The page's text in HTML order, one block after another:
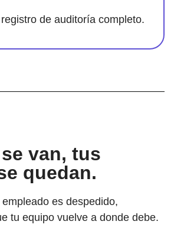
de auditoría completo.
van, tus
quedan.
es despedido,
tu equipo vuelve a donde debe.